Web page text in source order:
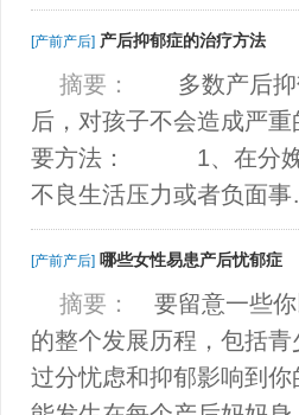
[产前产后] 产后抑郁症的治疗方法
摘要：
多数产后抑
后，对孩子不会造成严
要方法： 1、在分娩
不良生活压力或者负面
[产前产后] 哪些女性易患产后忧郁症
摘要：
要留意一些你
的整个发展历程，包括
过分忧虑和抑郁影响到